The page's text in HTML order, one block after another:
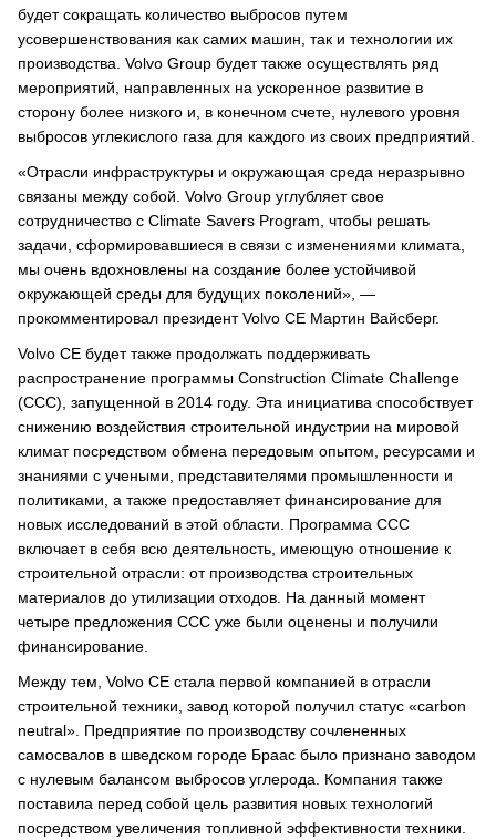
будет сокращать количество выбросов путем
усовершенствования как самих машин, так и технологии их
производства. Volvo Group будет также осуществлять ряд
мероприятий, направленных на ускоренное развитие в
сторону более низкого и, в конечном счете, нулевого уровня
выбросов углекислого газа для каждого из своих предприятий.
«Отрасли инфраструктуры и окружающая среда неразрывно
связаны между собой. Volvo Group углубляет свое
сотрудничество с Climate Savers Program, чтобы решать
задачи, сформировавшиеся в связи с изменениями климата,
мы очень вдохновлены на создание более устойчивой
окружающей среды для будущих поколений», —
прокомментировал президент Volvo CE Мартин Вайсберг.
Volvo CE будет также продолжать поддерживать
распространение программы Construction Climate Challenge
(CCC), запущенной в 2014 году. Эта инициатива способствует
снижению воздействия строительной индустрии на мировой
климат посредством обмена передовым опытом, ресурсами и
знаниями с учеными, представителями промышленности и
политиками, а также предоставляет финансирование для
новых исследований в этой области. Программа ССС
включает в себя всю деятельность, имеющую отношение к
строительной отрасли: от производства строительных
материалов до утилизации отходов. На данный момент
четыре предложения CCC уже были оценены и получили
финансирование.
Между тем, Volvo CE стала первой компанией в отрасли
строительной техники, завод которой получил статус «carbon
neutral». Предприятие по производству сочлененных
самосвалов в шведском городе Браас было признано заводом
с нулевым балансом выбросов углерода. Компания также
поставила перед собой цель развития новых технологий
посредством увеличения топливной эффективности техники.